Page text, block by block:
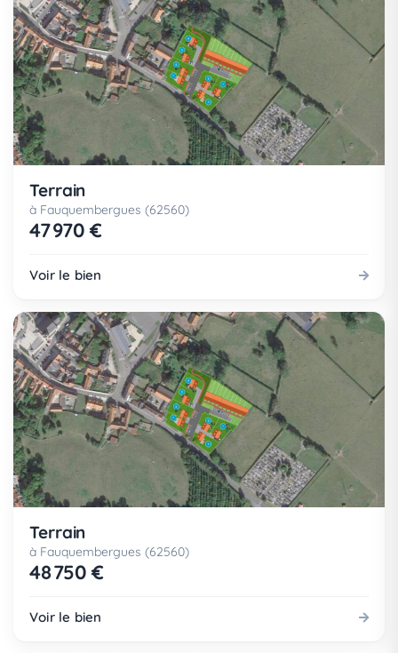
Terrain
à Fauquembergues (62560)
47 970 €
Voir le bien
Terrain
à Fauquembergues (62560)
48 750 €
Voir le bien